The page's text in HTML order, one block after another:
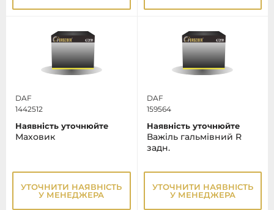
DAF
1442512
Наявність уточнюйте
Маховик
УТОЧНИТИ НАЯВНІСТЬ
У МЕНЕДЖЕРА
DAF
159564
Наявність уточнюйте
Важіль гальмівний R
задн.
УТОЧНИТИ НАЯВНІСТЬ
У МЕНЕДЖЕРА